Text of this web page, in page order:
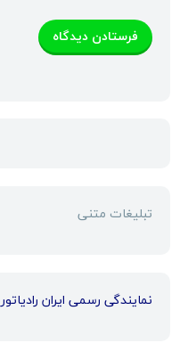
تبلیغات متنی
نمایندگی رسمی ایران رادیاتور